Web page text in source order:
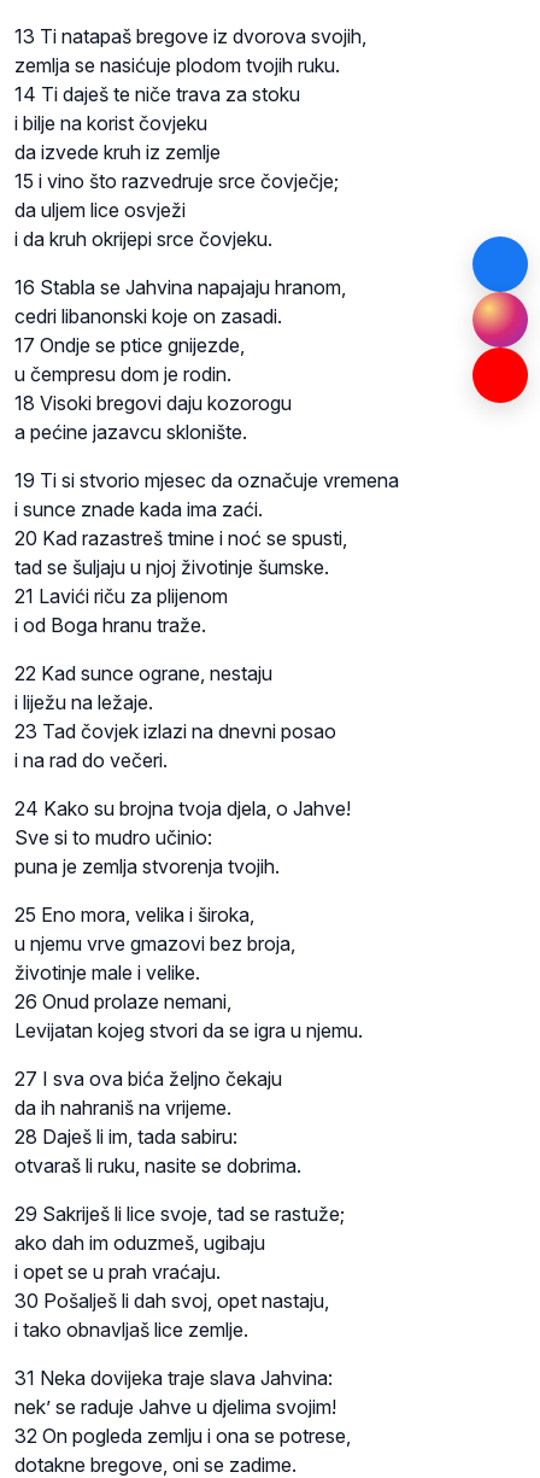
13 Ti natapaš bregove iz dvorova svojih,
zemlja se nasićuje plodom tvojih ruku.
14 Ti daješ te niče trava za stoku
i bilje na korist čovjeku
da izvede kruh iz zemlje
15 i vino što razvedruje srce čovječje;
da uljem lice osvježi
i da kruh okrijepi srce čovjeku.
16 Stabla se Jahvina napajaju hranom,
cedri libanonski koje on zasadi.
17 Ondje se ptice gnijezde,
u čempresu dom je rodin.
18 Visoki bregovi daju kozorogu
a pećine jazavcu sklonište.
19 Ti si stvorio mjesec da označuje vremena
i sunce znade kada ima zaći.
20 Kad razastreš tmine i noć se spusti,
tad se šuljaju u njoj životinje šumske.
21 Lavići riču za plijenom
i od Boga hranu traže.
22 Kad sunce ograne, nestaju
i liježu na ležaje.
23 Tad čovjek izlazi na dnevni posao
i na rad do večeri.
24 Kako su brojna tvoja djela, o Jahve!
Sve si to mudro učinio:
puna je zemlja stvorenja tvojih.
25 Eno mora, velika i široka,
u njemu vrve gmazovi bez broja,
životinje male i velike.
26 Onud prolaze nemani,
Levijatan kojeg stvori da se igra u njemu.
27 I sva ova bića željno čekaju
da ih nahraniš na vrijeme.
28 Daješ li im, tada sabiru:
otvaraš li ruku, nasite se dobrima.
29 Sakriješ li lice svoje, tad se rastuže;
ako dah im oduzmeš, ugibaju
i opet se u prah vraćaju.
30 Pošalješ li dah svoj, opet nastaju,
i tako obnavljaš lice zemlje.
31 Neka dovijeka traje slava Jahvina:
nek’ se raduje Jahve u djelima svojim!
32 On pogleda zemlju i ona se potrese,
dotakne bregove, oni se zadime.